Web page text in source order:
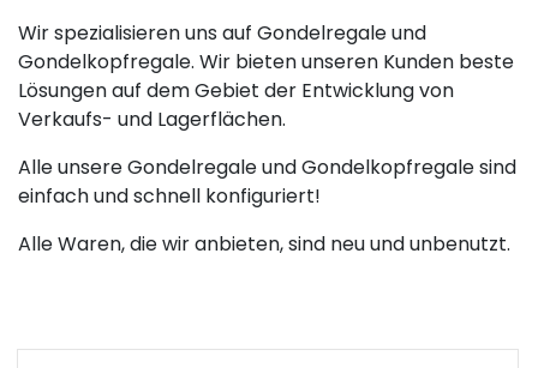
Wir spezialisieren uns auf Gondelregale und
Gondelkopfregale. Wir bieten unseren Kunden beste
Lösungen auf dem Gebiet der Entwicklung von
Verkaufs- und Lagerflächen.
Alle unsere Gondelregale und Gondelkopfregale sind
einfach und schnell konfiguriert!
Alle Waren, die wir anbieten, sind neu und unbenutzt.